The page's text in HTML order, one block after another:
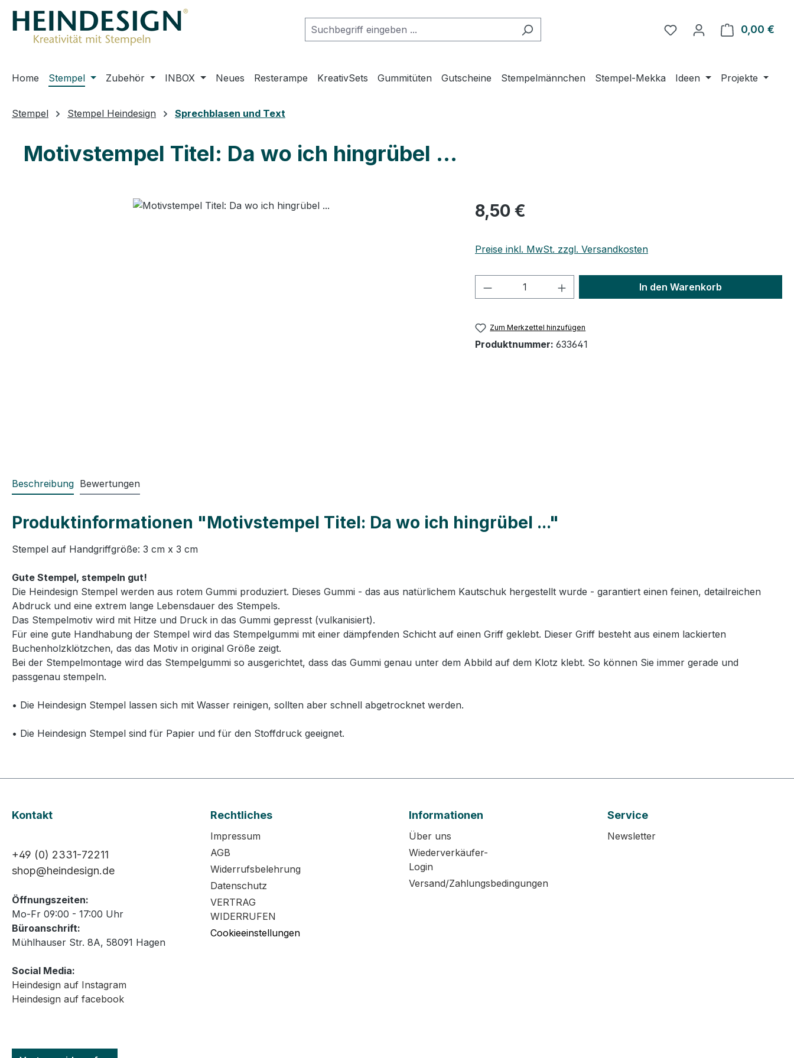
Hauptinhalt springen
Zur Suche springen
Zur Hauptnavigation springen
Du hast 0 Produkte auf
0,00 €
Home Stempel Zubehör INBOX Neues Resterampe KreativSets Gummitüten Gutscheine Stempelmännchen Stempel-Mekka Ideen Projekte
Stempel Stempel Heindesign Sprechblasen und Text
Motivstempel Titel: Da wo ich hingrübel ...
Regulärer Preis:
8,50 €
Preise inkl. MwSt. zzgl. Versandkosten
Produkt Anzahl: Gib den gewünschten Wert
In den Warenkorb
Zum Merkzettel hinzufügen
Produktnummer: 633641
Beschreibung Bewertungen
Produktinformationen "Motivstempel Titel: Da wo ich hingrübel ..."
Stempel auf Handgriffgröße: 3 cm x 3 cm
Gute Stempel, stempeln gut!
Die Heindesign Stempel werden aus rotem Gummi produziert. Dieses Gummi - das aus natürlichem Kautschuk hergestellt wurde - garantiert einen feinen, detailreichen
Abdruck und eine extrem lange Lebensdauer des Stempels.
Das Stempelmotiv wird mit Hitze und Druck in das Gummi gepresst (vulkanisiert).
Für eine gute Handhabung der Stempel wird das Stempelgummi mit einer dämpfenden Schicht auf einen Griff geklebt. Dieser Griff besteht aus einem lackierten
Buchenholzklötzchen, das das Motiv in original Größe zeigt.
Bei der Stempelmontage wird das Stempelgummi so ausgerichtet, dass das Gummi genau unter dem Abbild auf dem Klotz klebt. So können Sie immer gerade und
passgenau stempeln.
• Die Heindesign Stempel lassen sich mit Wasser reinigen, sollten aber schnell abgetrocknet werden.
• Die Heindesign Stempel sind für Papier und für den Stoffdruck geeignet.
Kontakt
+49 (0) 2331-72211
shop@heindesign.de
Öffnungszeiten:
Mo-Fr 09:00 - 17:00 Uhr
Büroanschrift:
Mühlhauser Str. 8A, 58091 Hagen
Social Media:
Heindesign auf Instagram
Heindesign auf facebook
Rechtliches
Impressum
AGB
Widerrufsbelehrung
Datenschutz
VERTRAG
WIDERRUFEN
Cookieeinstellungen
Informationen
Über uns
Wiederverkäufer-
Login
Versand/Zahlungsbedingungen
Service
Newsletter